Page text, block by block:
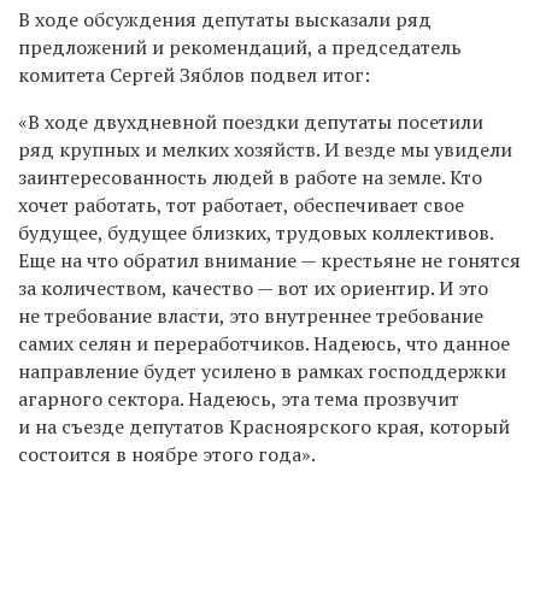
В ходе обсуждения депутаты высказали ряд
предложений и рекомендаций, а председатель
комитета Сергей Зяблов подвел итог:
«В ходе двухдневной поездки депутаты посетили
ряд крупных и мелких хозяйств. И везде мы увидели
заинтересованность людей в работе на земле. Кто
хочет работать, тот работает, обеспечивает свое
будущее, будущее близких, трудовых коллективов.
Еще на что обратил внимание — крестьяне не гонятся
за количеством, качество — вот их ориентир. И это
не требование власти, это внутреннее требование
самих селян и переработчиков. Надеюсь, что данное
направление будет усилено в рамках господдержки
агарного сектора. Надеюсь, эта тема прозвучит
и на съезде депутатов Красноярского края, который
состоится в ноябре этого года».